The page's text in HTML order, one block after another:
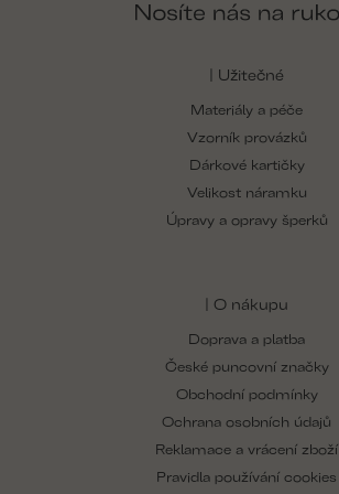
| Užitečné
Materiály a péče
Vzorník provázků
Dárkové kartičky
Velikost náramku
Úpravy a opravy šperků
| O nákupu
Doprava a platba
České puncovní značky
Obchodní podmínky
Ochrana osobních údajů
Reklamace a vrácení zboží
Pravidla používání cookies